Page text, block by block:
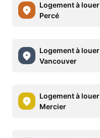
Logement à louer
Percé
Logement à louer
Vancouver
Logement à louer
Mercier